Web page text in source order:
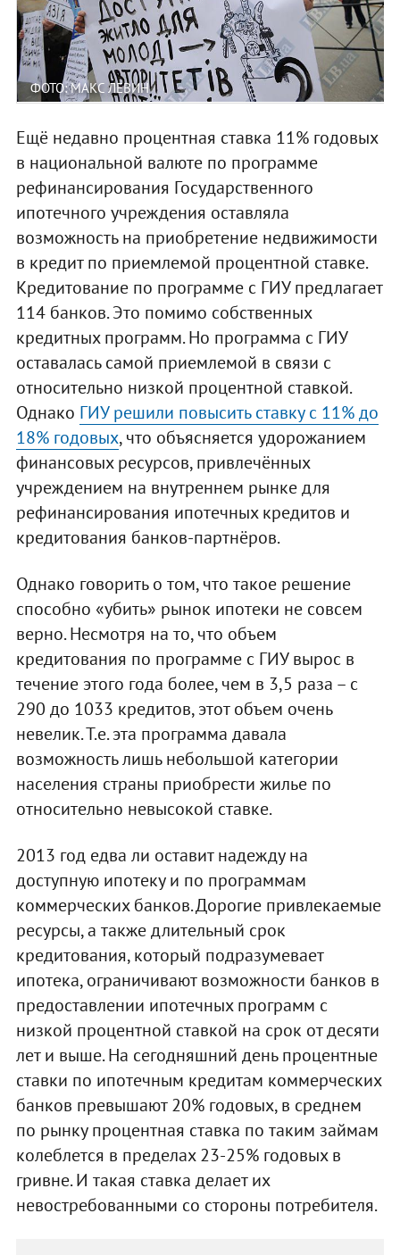
ФОТО: МАКС ЛЕВИН
Ещё недавно процентная ставка 11% годовых
в национальной валюте по программе
рефинансирования Государственного
ипотечного учреждения оставляла
возможность на приобретение недвижимости
в кредит по приемлемой процентной ставке.
Кредитование по программе с ГИУ предлагает
114 банков. Это помимо собственных
кредитных программ. Но программа с ГИУ
оставалась самой приемлемой в связи с
относительно низкой процентной ставкой.
Однако ГИУ решили повысить ставку с 11% до
18% годовых, что объясняется удорожанием
финансовых ресурсов, привлечённых
учреждением на внутреннем рынке для
рефинансирования ипотечных кредитов и
кредитования банков-партнёров.
Однако говорить о том, что такое решение
способно «убить» рынок ипотеки не совсем
верно. Несмотря на то, что объем
кредитования по программе с ГИУ вырос в
течение этого года более, чем в 3,5 раза – с
290 до 1033 кредитов, этот объем очень
невелик. Т.е. эта программа давала
возможность лишь небольшой категории
населения страны приобрести жилье по
относительно невысокой ставке.
2013 год едва ли оставит надежду на
доступную ипотеку и по программам
коммерческих банков. Дорогие привлекаемые
ресурсы, а также длительный срок
кредитования, который подразумевает
ипотека, ограничивают возможности банков в
предоставлении ипотечных программ с
низкой процентной ставкой на срок от десяти
лет и выше. На сегодняшний день процентные
ставки по ипотечным кредитам коммерческих
банков превышают 20% годовых, в среднем
по рынку процентная ставка по таким займам
колеблется в пределах 23-25% годовых в
гривне. И такая ставка делает их
невостребованными со стороны потребителя.